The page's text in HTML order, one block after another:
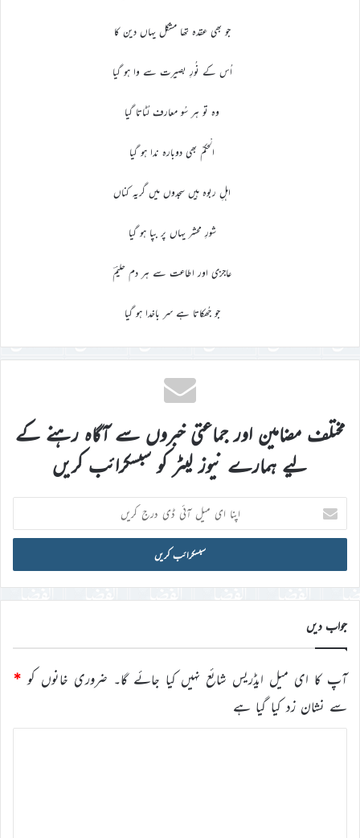
جو بھی عقدہ تھا مشکل یہاں دین کا
اُس کے نُورِ بصیرت سے وا ہو گیا
وہ تو ہر سُو معارف لُٹاتا گیا
الْحکمْ بھی دوبارہ ندا ہو گیا
اہلِ ربوہ ہیں سجدوں میں گریہ کناں
شورِ محشر یہاں پر بپا ہو گیا
عاجزی اور اطاعت سے ہر دم حلیمؔ
جو جُھکاتا ہے سر باخدا ہو گیا
مختلف مضامین اور جماعتی خبروں سے آگاہ رہنے کے
لیے ہمارے نیوز لیٹر کو سبسکرائب کریں
اپنا
ای
میل
ڈی
درج
کریں
جواب دیں
آپ کا ای میل ایڈریس شائع نہیں کیا جائے گا۔ ضروری خانوں کو *
سے نشان زد کیا گیا ہے